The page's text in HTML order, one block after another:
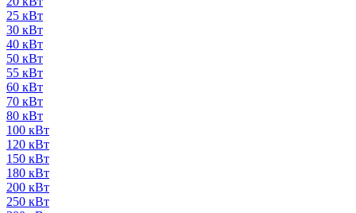
25 кВт
30 кВт
40 кВт
50 кВт
55 кВт
60 кВт
70 кВт
80 кВт
100 кВт
120 кВт
150 кВт
180 кВт
200 кВт
250 кВт